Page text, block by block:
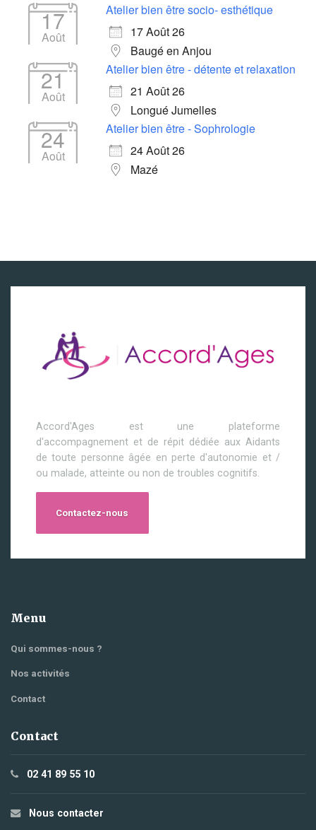
17
Août
Atelier bien être socio- esthétique
17 Août 26
Baugé en Anjou
21
Août
Atelier bien être - détente et relaxation
21 Août 26
Longué Jumelles
24
Août
Atelier bien être - Sophrologie
24 Août 26
Mazé
Accord'Ages est une plateforme
d'accompagnement et de répit dédiée aux Aidants
de toute personne âgée en perte d'autonomie et /
ou malade, atteinte ou non de troubles cognitifs.
Contactez-nous
Menu
Qui sommes-nous ?
Nos activités
Contact
Contact
02 41 89 55 10
Nous contacter